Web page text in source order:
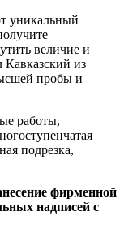
уникальный
величие и
из
пробы и
работы,
подрезка,
фирменной
надписей с